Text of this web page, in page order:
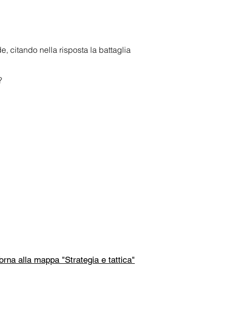
citando nella risposta la battaglia
alla mappa "Strategia e tattica"